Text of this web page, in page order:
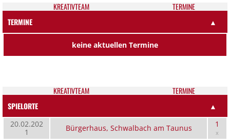
KREATIV­TEAM
TER­MI­NE
TERMINE
▲
keine aktuellen Termine
KREATIV­TEAM
TER­MI­NE
SPIELORTE
▲
20.02.202
1
Bürgerhaus, Schwalbach am Taunus 1
x